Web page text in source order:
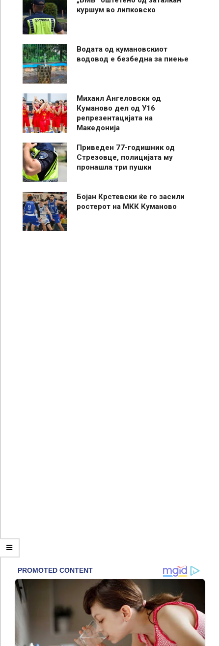
куршум во липковско
Водата од кумановскиот
водовод е безбедна за пиење
Михаил Ангеловски од
Куманово дел од У16
репрезентацијата на
Македонија
Приведен 77-годишник од
Стрезовце, полицијата му
пронашла три пушки
Бојан Крстевски ќе го засили
ростерот на МКК Куманово